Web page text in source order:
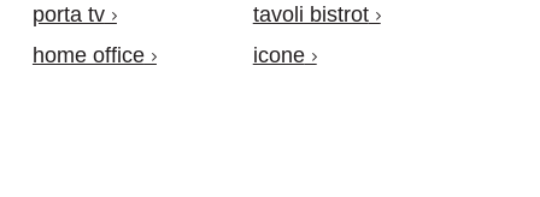
porta tv
home office
tavoli bistrot
icone